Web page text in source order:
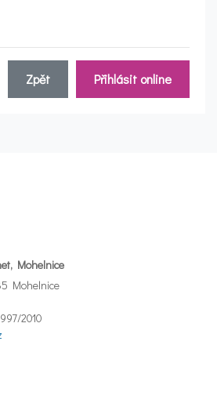
Přihlásit online
Zpět
Mohelnice
Mohelnice
2010